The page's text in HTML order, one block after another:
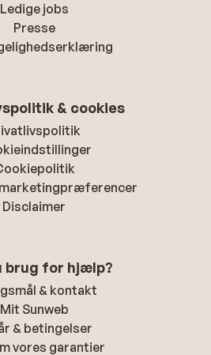
Ledige jobs
Presse
& cookies
Disclaimer
brug for hjælp?
& kontakt
Mit Sunweb
& betingelser
vores garantier